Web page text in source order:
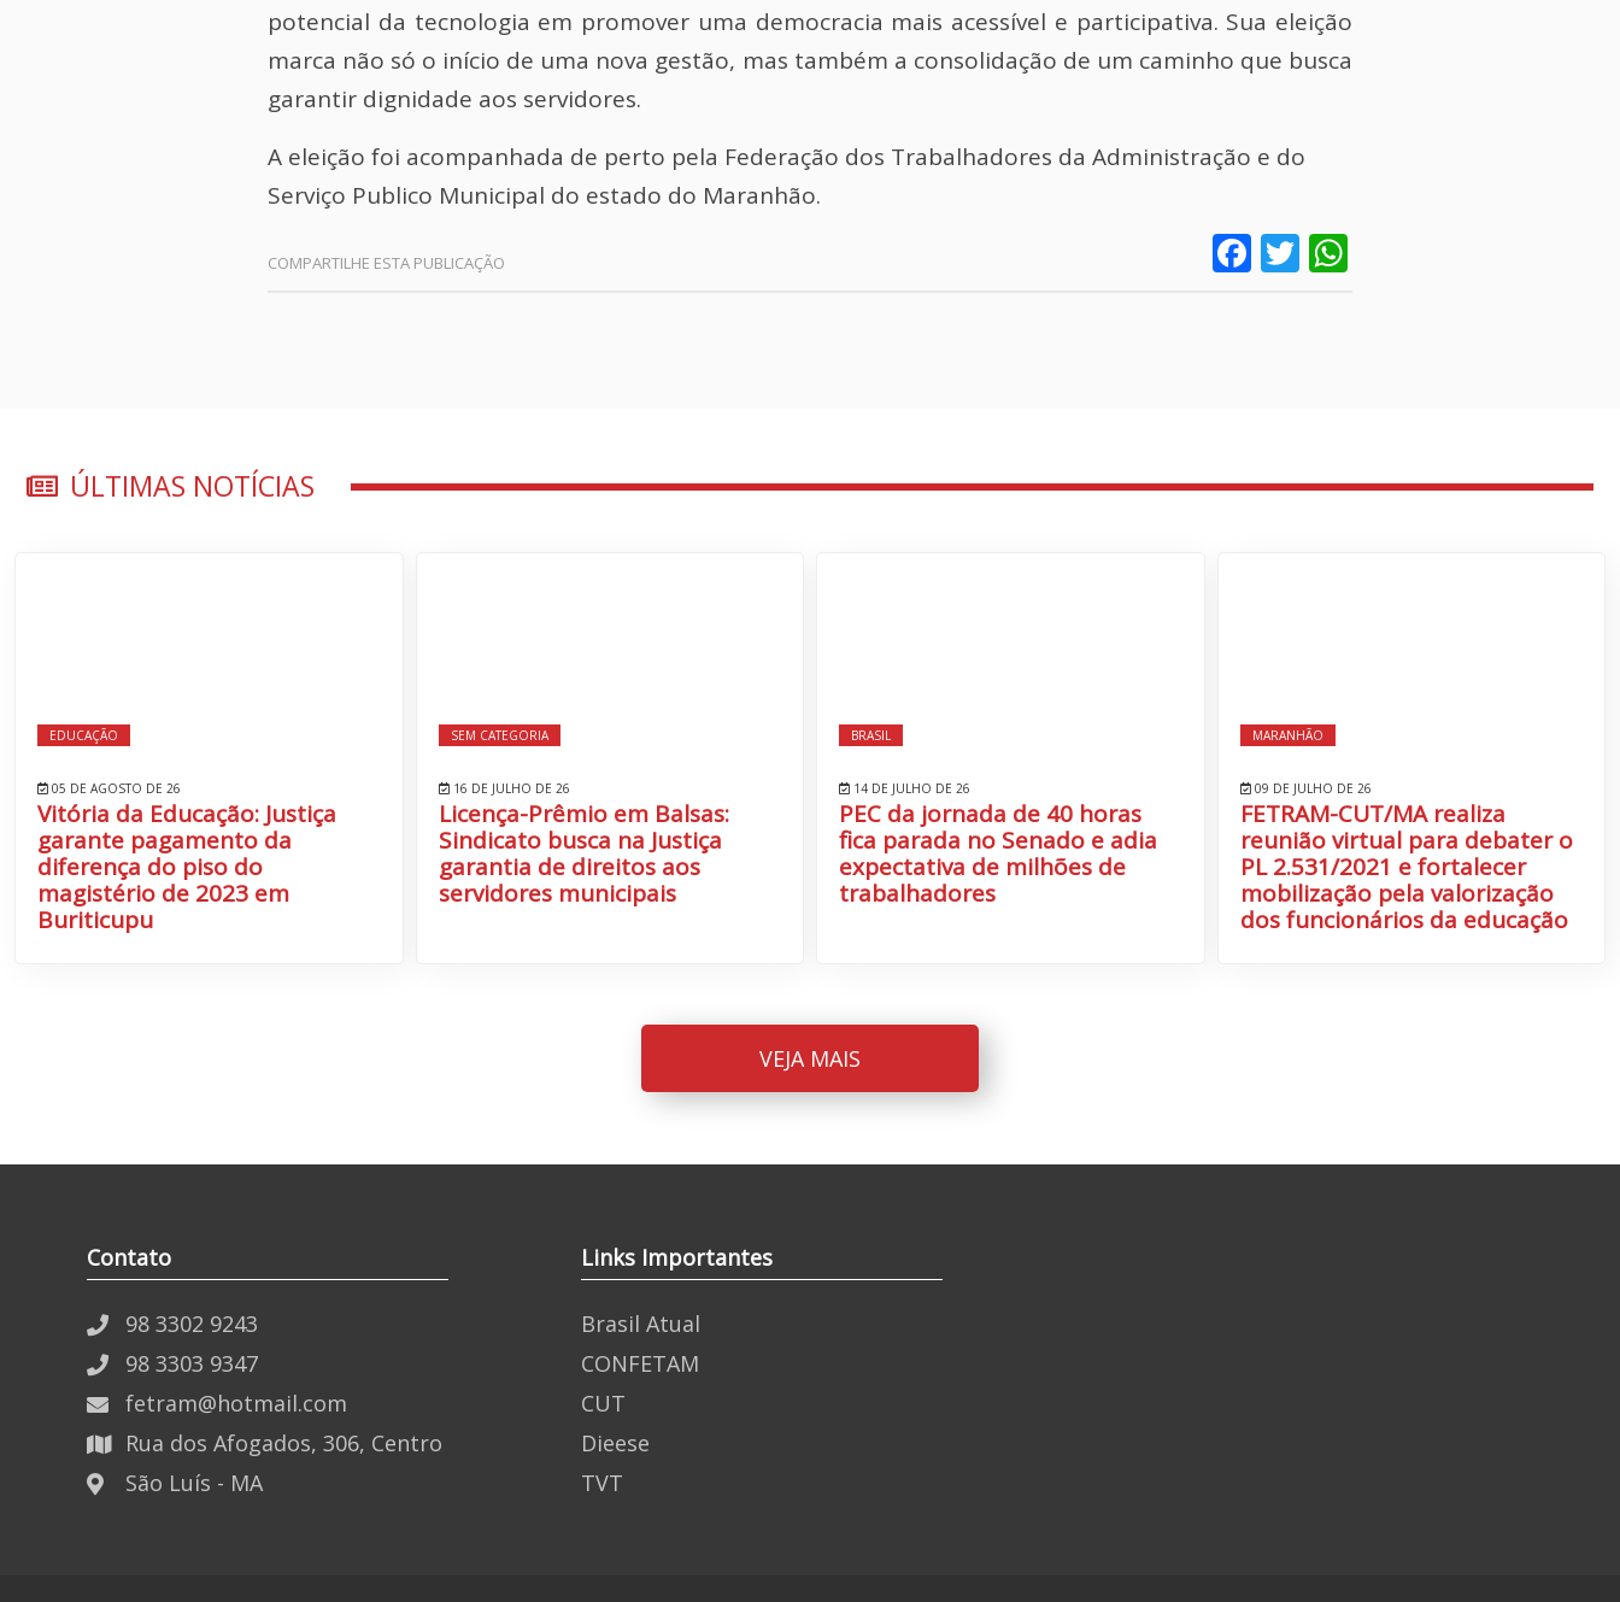
potencial da tecnologia em promover uma democracia mais acessível e participativa. Sua eleição
marca não só o início de uma nova gestão, mas também a consolidação de um caminho que busca
garantir dignidade aos servidores.
A eleição foi acompanhada de perto pela Federação dos Trabalhadores da Administração e do
Serviço Publico Municipal do estado do Maranhão.
Facebook
Twitter
ÚLTIMAS NOTÍCIAS
EDUCAÇÃO
05 DE AGOSTO DE 26
Vitória da Educação: Justiça
garante pagamento da
diferença do piso do
magistério de 2023 em
Buriticupu
SEM CATEGORIA
16 DE JULHO DE 26
Licença-Prêmio em Balsas:
Sindicato busca na Justiça
garantia de direitos aos
servidores municipais
BRASIL
14 DE JULHO DE 26
PEC da jornada de 40 horas
fica parada no Senado e adia
expectativa de milhões de
trabalhadores
MARANHÃO
09 DE JULHO DE 26
FETRAM-CUT/MA realiza
reunião virtual para debater o
PL 2.531/2021 e fortalecer
mobilização pela valorização
dos funcionários da educação
VEJA MAIS
Contato
98 3302 9243
98 3303 9347
fetram@hotmail.com
Rua dos Afogados, 306, Centro
São Luís - MA
Links Importantes
Brasil Atual
CONFETAM
CUT
Dieese
TVT